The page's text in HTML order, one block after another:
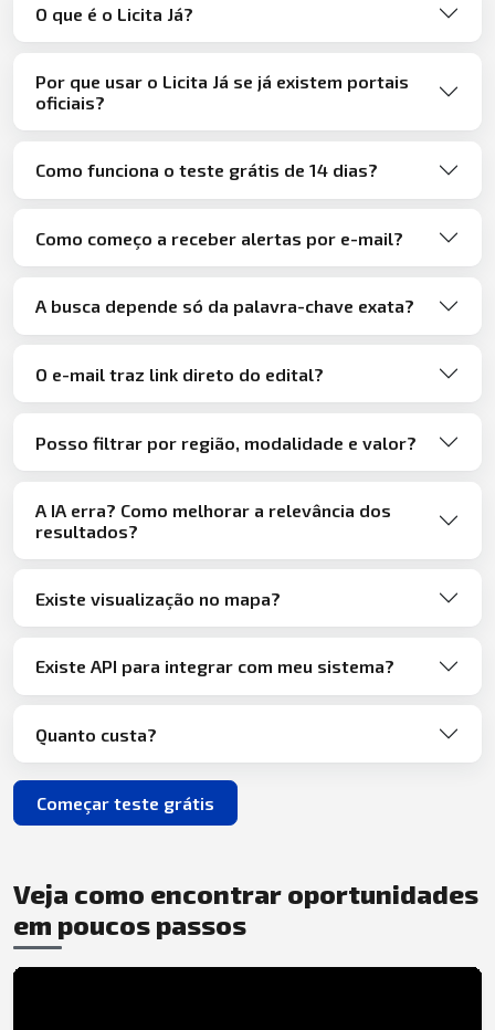
O que é o Licita Já?
Por que usar o Licita Já se já existem portais
oficiais?
Como funciona o teste grátis de 14 dias?
Como começo a receber alertas por e-mail?
A busca depende só da palavra-chave exata?
O e-mail traz link direto do edital?
Posso filtrar por região, modalidade e valor?
A IA erra? Como melhorar a relevância dos
resultados?
Existe visualização no mapa?
Existe API para integrar com meu sistema?
Quanto custa?
Começar teste grátis
Veja como encontrar oportunidades
em poucos passos